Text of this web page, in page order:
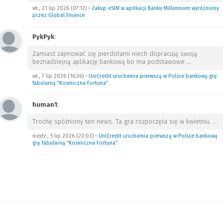
wt., 21 lip 2026 (07:12) • Zakup eSIM w aplikacji Banku Millennium wyróżniony
przez Global Finance
PykPyk:
Zamiast zajmować się pierdołami niech dopracują swoją
beznadziejną aplikację bankową bo ma podstawowe …
wt., 7 lip 2026 (16:36) • UniCredit uruchamia pierwszą w Polsce bankową grę
fabularną “Kosmiczna Fortuna”
human1:
Trochę spóźniony ten news. Ta gra rozpoczęła się w kwietniu. …
niedz., 5 lip 2026 (20:03) • UniCredit uruchamia pierwszą w Polsce bankową
grę fabularną “Kosmiczna Fortuna”